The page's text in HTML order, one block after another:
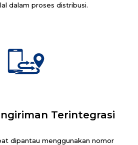
dalam proses distribusi.
Terintegrasi
dipantau menggunakan nomor